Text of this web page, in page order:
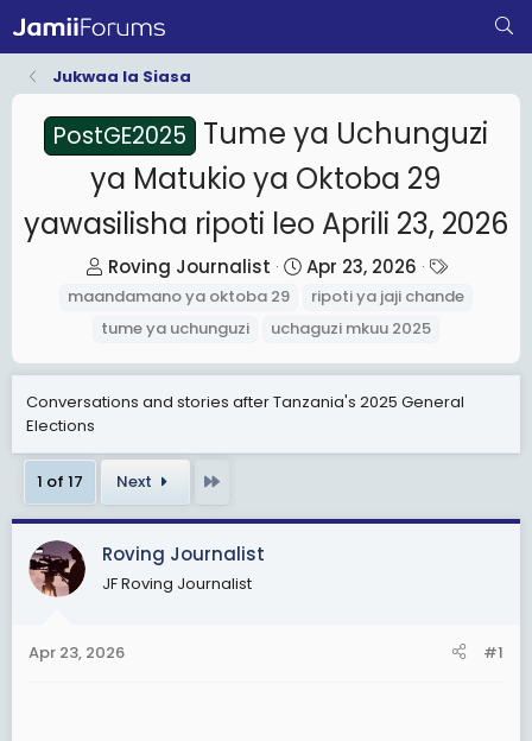
Jukwaa la Siasa
PostGE2025 Tume ya Uchunguzi
ya Matukio ya Oktoba 29
yawasilisha ripoti leo Aprili 23, 2026
T
h
r
a
d
t
a
r
t
e
Roving Journalist
S
a
t
d
Apr 23, 2026
T
a
maandamano ya oktoba 29
ripoti ya jaji chande
tume ya uchunguzi
uchaguzi mkuu 2025
Conversations and stories after Tanzania's 2025 General
Elections
1 of 17 Next
Roving Journalist
JF Roving Journalist
Apr 23, 2026 #1